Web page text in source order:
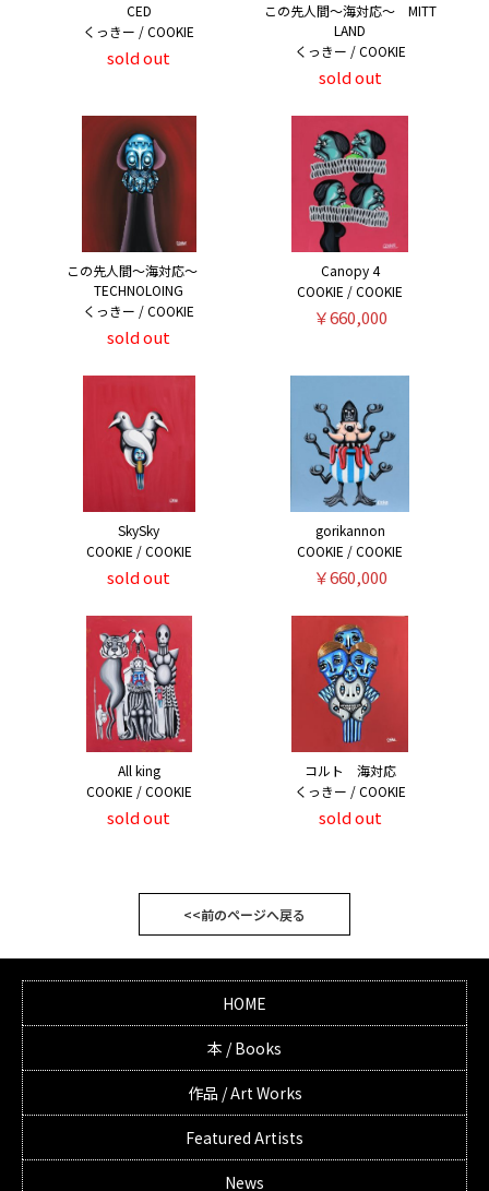
CED
くっきー / COOKIE
sold out
この先人間～海対応～ MITT
LAND
くっきー / COOKIE
sold out
この先人間～海対応～
TECHNOLOING
くっきー / COOKIE
sold out
Canopy 4
COOKIE / COOKIE
￥660,000
SkySky
COOKIE / COOKIE
sold out
gorikannon
COOKIE / COOKIE
￥660,000
All king
COOKIE / COOKIE
sold out
コルト 海対応
くっきー / COOKIE
sold out
<<前のページへ戻る
HOME
本 / Books
作品 / Art Works
Featured Artists
News